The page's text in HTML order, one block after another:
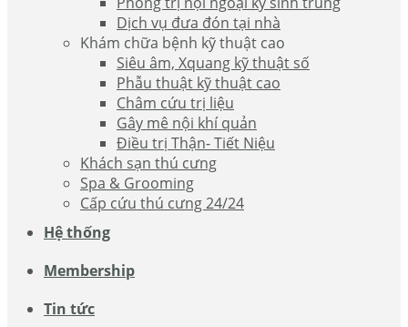
Dịch vụ đưa đón tại nhà
Khám chữa bệnh kỹ thuật cao
Siêu âm, Xquang kỹ thuật số
Phẫu thuật kỹ thuật cao
Châm cứu trị liệu
Gây mê nội khí quản
Điều trị Thận- Tiết Niệu
Khách sạn thú cưng
Spa & Grooming
Cấp cứu thú cưng 24/24
Hệ thống
Membership
Tin tức